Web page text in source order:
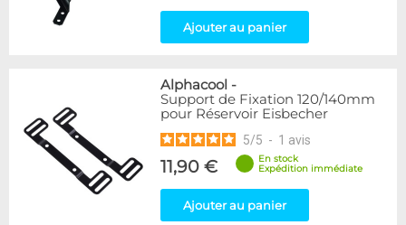
Ajouter au panier
Alphacool -
Support de Fixation 120/140mm
pour Réservoir Eisbecher
5/5 - 1 avis
11,90 €
En stock
Expédition immédiate
Ajouter au panier